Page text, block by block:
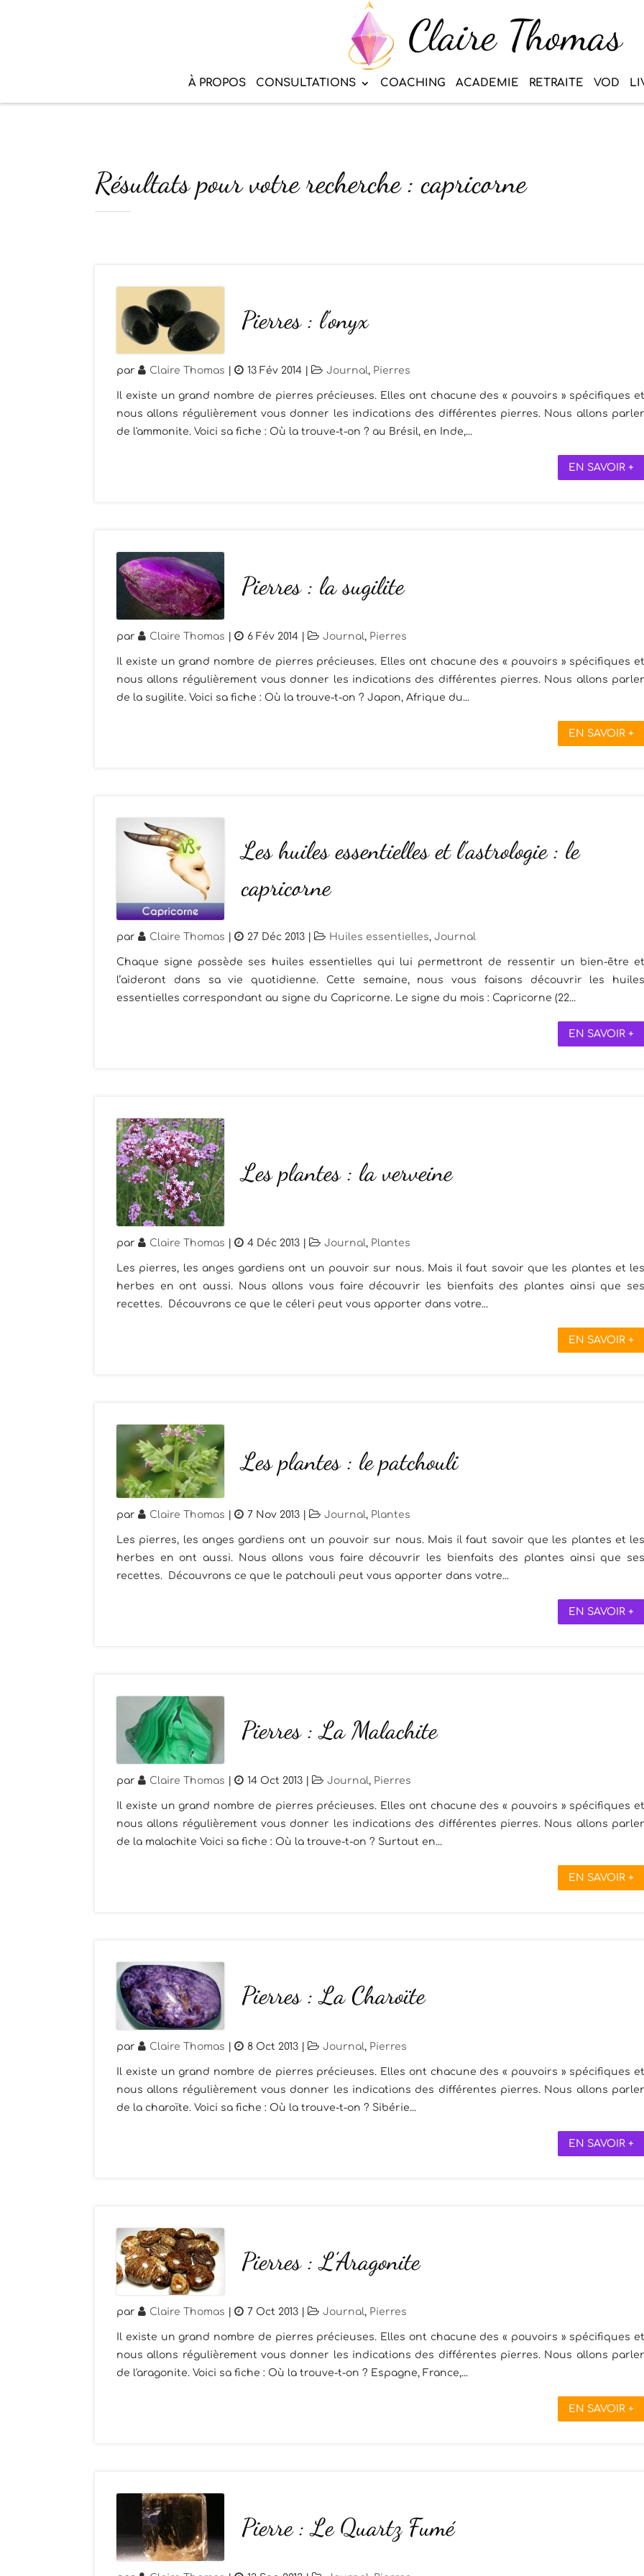
À PROPOS CONSULTATIONS COACHING ACADEMIE RETRAITE VOD
Résultats pour votre recherche : capricorne
Pierres : l’onyx
par Claire Thomas 13 Fév 2014 Journal, Pierres
Il existe un grand nombre de pierres précieuses. Elles ont chacune des « pouvoirs » spécifiques
nous allons régulièrement vous donner les indications des différentes pierres. Nous allons
de l'ammonite. Voici sa fiche : Où la trouve-t-on ? au Brésil, en Inde,...
EN SAVOIR +
Pierres : la sugilite
par Claire Thomas 6 Fév 2014 Journal, Pierres
Il existe un grand nombre de pierres précieuses. Elles ont chacune des « pouvoirs » spécifiques
nous allons régulièrement vous donner les indications des différentes pierres. Nous allons
de la sugilite. Voici sa fiche : Où la trouve-t-on ? Japon, Afrique du...
EN SAVOIR +
Les huiles essentielles et l’astrologie : le
capricorne
par Claire Thomas 27 Déc 2013 Huiles essentielles, Journal
Chaque signe possède ses huiles essentielles qui lui permettront de ressentir un bien-être
l’aideront dans sa vie quotidienne. Cette semaine, nous vous faisons découvrir les
essentielles correspondant au signe du Capricorne. Le signe du mois : Capricorne (22...
EN SAVOIR +
Les plantes : la verveine
par Claire Thomas 4 Déc 2013 Journal, Plantes
Les pierres, les anges gardiens ont un pouvoir sur nous. Mais il faut savoir que les plantes et
herbes en ont aussi. Nous allons vous faire découvrir les bienfaits des plantes ainsi que
recettes. Découvrons ce que le céleri peut vous apporter dans votre...
EN SAVOIR +
Les plantes : le patchouli
par Claire Thomas 7 Nov 2013 Journal, Plantes
Les pierres, les anges gardiens ont un pouvoir sur nous. Mais il faut savoir que les plantes et
herbes en ont aussi. Nous allons vous faire découvrir les bienfaits des plantes ainsi que
recettes. Découvrons ce que le patchouli peut vous apporter dans votre...
EN SAVOIR +
Pierres : La Malachite
par Claire Thomas 14 Oct 2013 Journal, Pierres
Il existe un grand nombre de pierres précieuses. Elles ont chacune des « pouvoirs » spécifiques
nous allons régulièrement vous donner les indications des différentes pierres. Nous allons
de la malachite Voici sa fiche : Où la trouve-t-on ? Surtout en...
EN SAVOIR +
Pierres : La Charoïte
par Claire Thomas | 8 Oct 2013 | Journal, Pierres
Il existe un grand nombre de pierres précieuses. Elles ont chacune des « pouvoirs » spécifiques
nous allons régulièrement vous donner les indications des différentes pierres. Nous allons
de la charoïte. Voici sa fiche : Où la trouve-t-on ? Sibérie...
EN SAVOIR +
Pierres : L’Aragonite
par Claire Thomas 7 Oct 2013 Journal, Pierres
Il existe un grand nombre de pierres précieuses. Elles ont chacune des « pouvoirs » spécifiques
nous allons régulièrement vous donner les indications des différentes pierres. Nous allons
de l'aragonite. Voici sa fiche : Où la trouve-t-on ? Espagne, France,...
EN SAVOIR +
Pierre : Le Quartz Fumé